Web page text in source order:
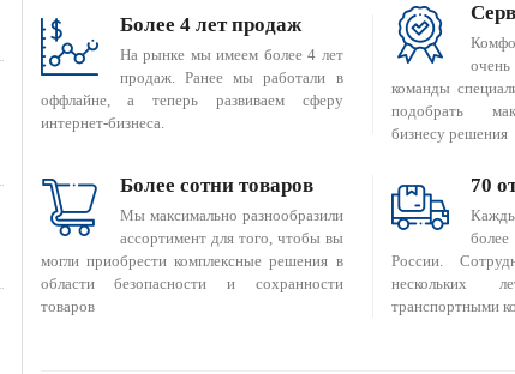
Более 4 лет продаж
На рынке мы имеем более 4 лет
продаж. Ранее мы работали в
оффлайне, а теперь развиваем сферу
интернет-бизнеса.
команды
подобрать
бизнесу решения
Более сотни товаров
Мы максимально разнообразили
ассортимент для того, чтобы вы
могли приобрести комплексные решения в
области безопасности и сохранности
товаров
70
России.
нескольких
транспортными